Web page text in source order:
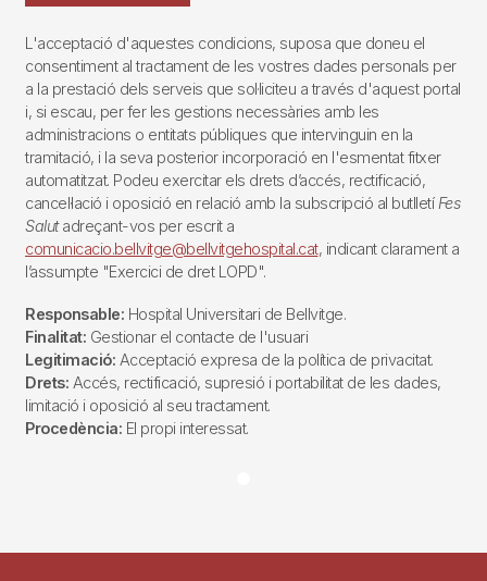
L'acceptació d'aquestes condicions, suposa que doneu el
consentiment al tractament de les vostres dades personals per
a la prestació dels serveis que sol·liciteu a través d'aquest portal
i, si escau, per fer les gestions necessàries amb les
administracions o entitats públiques que intervinguin en la
tramitació, i la seva posterior incorporació en l'esmentat fitxer
automatitzat. Podeu exercitar els drets d’accés, rectificació,
cancel·lació i oposició en relació amb la subscripció al butlletí Fes
Salutadreçant-vos per escrit a
comunicacio.bellvitge@bellvitgehospital.cat, indicant clarament a
l’assumpte "Exercici de dret LOPD".
Responsable: Hospital Universitari de Bellvitge.
Finalitat: Gestionar el contacte de l'usuari
Legitimació: Acceptació expresa de la política de privacitat.
Drets: Accés, rectificació, supresió i portabilitat de les dades,
limitació i oposició al seu tractament.
Procedència: El propi interessat.